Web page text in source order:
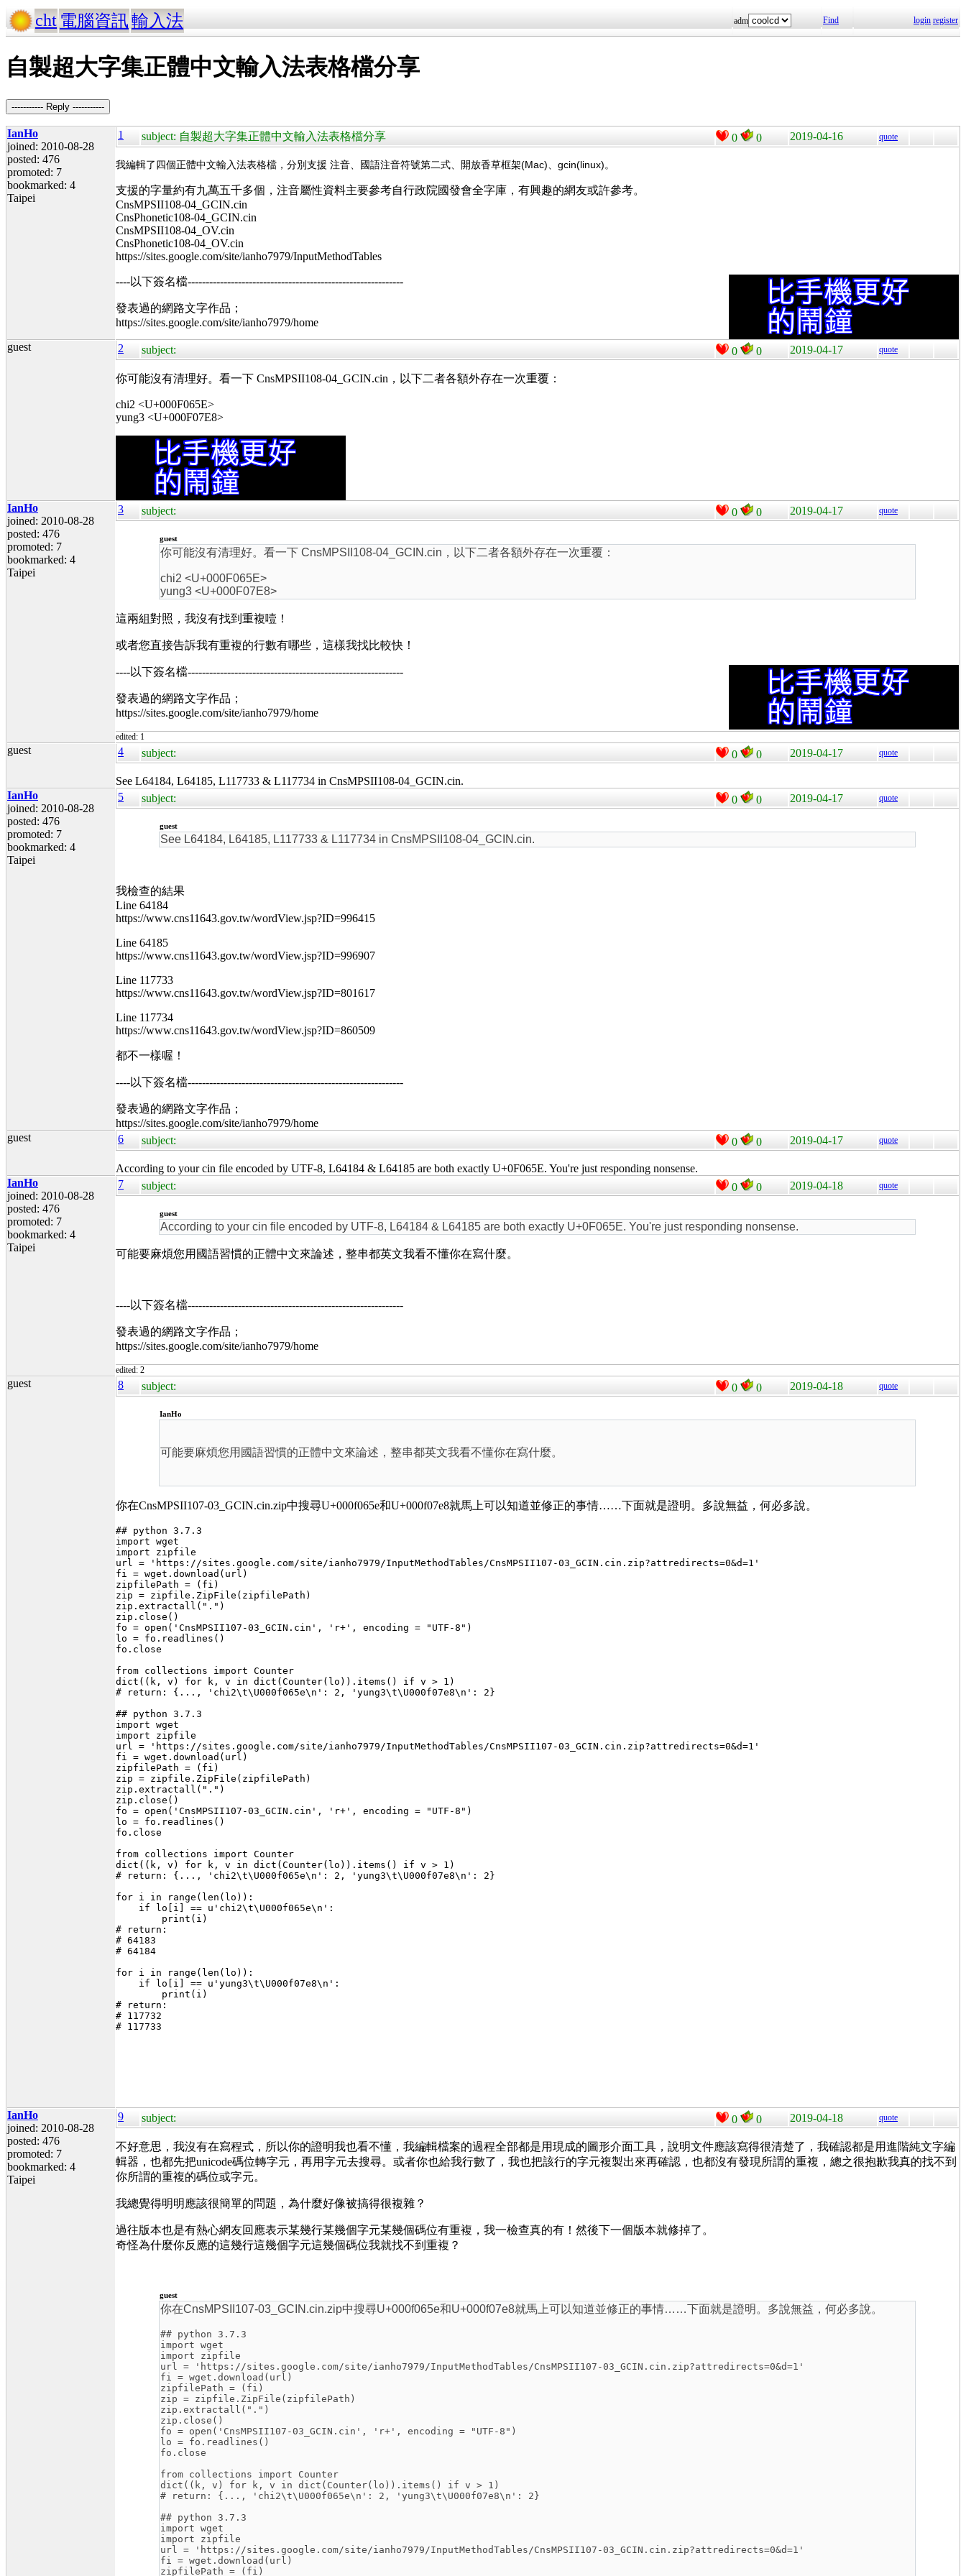
cht 電腦資訊輸入法 adm Find login register
自製超大字集正體中文輸入法表格檔分享
----------- Reply -----------
IanHo
joined: 2010-08-28
posted: 476
promoted: 7
bookmarked: 4
Taipei
1 subject: 自製超大字集正體中文輸入法表格檔分享 0 0 2019-04-16 quote
我編輯了四個正體中文輸入法表格檔，分別支援 注音、國語注音符號第二式、開放香草框架(Mac)、gcin(linux)。
支援的字量約有九萬五千多個，注音屬性資料主要參考自行政院國發會全字庫，有興趣的網友或許參考。
CnsMPSII108-04_GCIN.cin
CnsPhonetic108-04_GCIN.cin
CnsMPSII108-04_OV.cin
CnsPhonetic108-04_OV.cin
https://sites.google.com/site/ianho7979/InputMethodTables
----以下簽名檔------------------------------------------------------------
發表過的網路文字作品；
https://sites.google.com/site/ianho7979/home
guest
2 subject: 0 0 2019-04-17 quote
你可能沒有清理好。看一下 CnsMPSII108-04_GCIN.cin，以下二者各額外存在一次重覆：
chi2 <U+000F065E>
yung3 <U+000F07E8>
IanHo
joined: 2010-08-28
posted: 476
promoted: 7
bookmarked: 4
Taipei
3 subject: 0 0 2019-04-17 quote
guest
你可能沒有清理好。看一下 CnsMPSII108-04_GCIN.cin，以下二者各額外存在一次重覆：
chi2 <U+000F065E>
yung3 <U+000F07E8>
這兩組對照，我沒有找到重複噎！
或者您直接告訴我有重複的行數有哪些，這樣我找比較快！
----以下簽名檔------------------------------------------------------------
發表過的網路文字作品；
https://sites.google.com/site/ianho7979/home
edited: 1
guest 4 subject: 0 0 2019-04-17 quote
See L64184, L64185, L117733 & L117734 in CnsMPSII108-04_GCIN.cin.
IanHo
joined: 2010-08-28
posted: 476
promoted: 7
bookmarked: 4
Taipei
5 subject: 0 0 2019-04-17 quote
guest
See L64184, L64185, L117733 & L117734 in CnsMPSII108-04_GCIN.cin.
我檢查的結果
Line 64184
https://www.cns11643.gov.tw/wordView.jsp?ID=996415
Line 64185
https://www.cns11643.gov.tw/wordView.jsp?ID=996907
Line 117733
https://www.cns11643.gov.tw/wordView.jsp?ID=801617
Line 117734
https://www.cns11643.gov.tw/wordView.jsp?ID=860509
都不一樣喔！
----以下簽名檔------------------------------------------------------------
發表過的網路文字作品；
https://sites.google.com/site/ianho7979/home
guest
6 subject: 0 0 2019-04-17 quote
According to your cin file encoded by UTF-8, L64184 & L64185 are both exactly U+0F065E. You're just responding nonsense.
IanHo
joined: 2010-08-28
posted: 476
promoted: 7
bookmarked: 4
Taipei
7 subject: 0 0 2019-04-18 quote
guest
According to your cin file encoded by UTF-8, L64184 & L64185 are both exactly U+0F065E. You're just responding nonsense.
可能要麻煩您用國語習慣的正體中文來論述，整串都英文我看不懂你在寫什麼。
----以下簽名檔------------------------------------------------------------
發表過的網路文字作品；
https://sites.google.com/site/ianho7979/home
edited: 2
guest 8 subject: 0 0 2019-04-18 quote
IanHo
可能要麻煩您用國語習慣的正體中文來論述，整串都英文我看不懂你在寫什麼。
你在CnsMPSII107-03_GCIN.cin.zip中搜尋U+000f065e和U+000f07e8就馬上可以知道並修正的事情……下面就是證明。多說無益，何必多說。
## python 3.7.3
import wget
import zipfile
url = 'https://sites.google.com/site/ianho7979/InputMethodTables/CnsMPSII107-03_GCIN.cin.zip?attredirects=0&d=1'
fi = wget.download(url)
zipfilePath = (fi)
zip = zipfile.ZipFile(zipfilePath)
zip.extractall(".")
zip.close()
fo = open('CnsMPSII107-03_GCIN.cin', 'r+', encoding = "UTF-8")
lo = fo.readlines()
fo.close
from collections import Counter
dict((k, v) for k, v in dict(Counter(lo)).items() if v > 1)
# return: {..., 'chi2\t\U000f065e\n': 2, 'yung3\t\U000f07e8\n': 2}
## python 3.7.3
import wget
import zipfile
url = 'https://sites.google.com/site/ianho7979/InputMethodTables/CnsMPSII107-03_GCIN.cin.zip?attredirects=0&d=1'
fi = wget.download(url)
zipfilePath = (fi)
zip = zipfile.ZipFile(zipfilePath)
zip.extractall(".")
zip.close()
fo = open('CnsMPSII107-03_GCIN.cin', 'r+', encoding = "UTF-8")
lo = fo.readlines()
fo.close
from collections import Counter
dict((k, v) for k, v in dict(Counter(lo)).items() if v > 1)
# return: {..., 'chi2\t\U000f065e\n': 2, 'yung3\t\U000f07e8\n': 2}
for i in range(len(lo)):
if lo[i] == u'chi2\t\U000f065e\n':
print(i)
# return:
# 64183
# 64184
for i in range(len(lo)):
if lo[i] == u'yung3\t\U000f07e8\n':
print(i)
# return:
# 117732
# 117733
IanHo
joined: 2010-08-28
posted: 476
promoted: 7
bookmarked: 4
Taipei
9 subject: 0 0 2019-04-18 quote
不好意思，我沒有在寫程式，所以你的證明我也看不懂，我編輯檔案的過程全部都是用現成的圖形介面工具，說明文件應該寫得很清楚了，我確認都是用進階純文字編
輯器，也都先把unicode碼位轉字元，再用字元去搜尋。或者你也給我行數了，我也把該行的字元複製出來再確認，也都沒有發現所謂的重複，總之很抱歉我真的找不到
你所謂的重複的碼位或字元。
我總覺得明明應該很簡單的問題，為什麼好像被搞得很複雜？
過往版本也是有熱心網友回應表示某幾行某幾個字元某幾個碼位有重複，我一檢查真的有！然後下一個版本就修掉了。
奇怪為什麼你反應的這幾行這幾個字元這幾個碼位我就找不到重複？
guest
你在CnsMPSII107-03_GCIN.cin.zip中搜尋U+000f065e和U+000f07e8就馬上可以知道並修正的事情……下面就是證明。多說無益，何必多說。
## python 3.7.3
import wget
import zipfile
url = 'https://sites.google.com/site/ianho7979/InputMethodTables/CnsMPSII107-03_GCIN.cin.zip?attredirects=0&d=1'
fi = wget.download(url)
zipfilePath = (fi)
zip = zipfile.ZipFile(zipfilePath)
zip.extractall(".")
zip.close()
fo = open('CnsMPSII107-03_GCIN.cin', 'r+', encoding = "UTF-8")
lo = fo.readlines()
fo.close
from collections import Counter
dict((k, v) for k, v in dict(Counter(lo)).items() if v > 1)
# return: {..., 'chi2\t\U000f065e\n': 2, 'yung3\t\U000f07e8\n': 2}
## python 3.7.3
import wget
import zipfile
url = 'https://sites.google.com/site/ianho7979/InputMethodTables/CnsMPSII107-03_GCIN.cin.zip?attredirects=0&d=1'
fi = wget.download(url)
zipfilePath = (fi)